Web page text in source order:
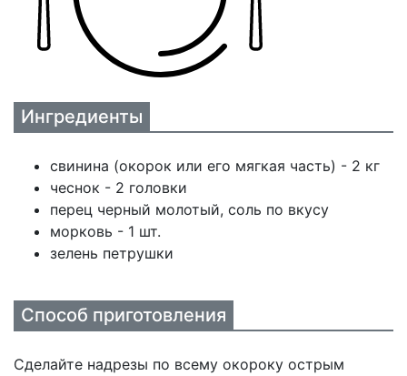
Ингредиенты
свинина (окорок или его мягкая часть) - 2 кг
чеснок - 2 головки
перец черный молотый, соль по вкусу
морковь - 1 шт.
зелень петрушки
Способ приготовления
Сделайте надрезы по всему окороку острым